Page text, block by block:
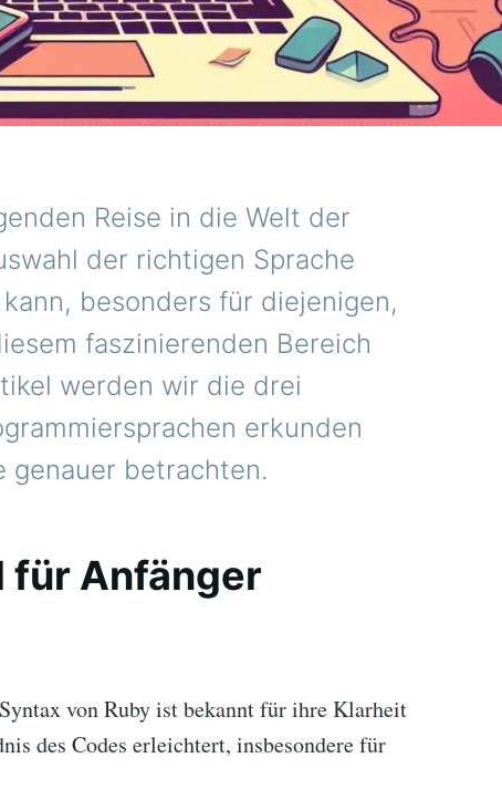
Reise in die Welt der
der richtigen Sprache
besonders für diejenigen,
faszinierenden Bereich
werden wir die drei
erkunden
genauer betrachten.
für Anfänger
von Ruby ist bekannt für ihre Klarheit
des Codes erleichtert, insbesondere für